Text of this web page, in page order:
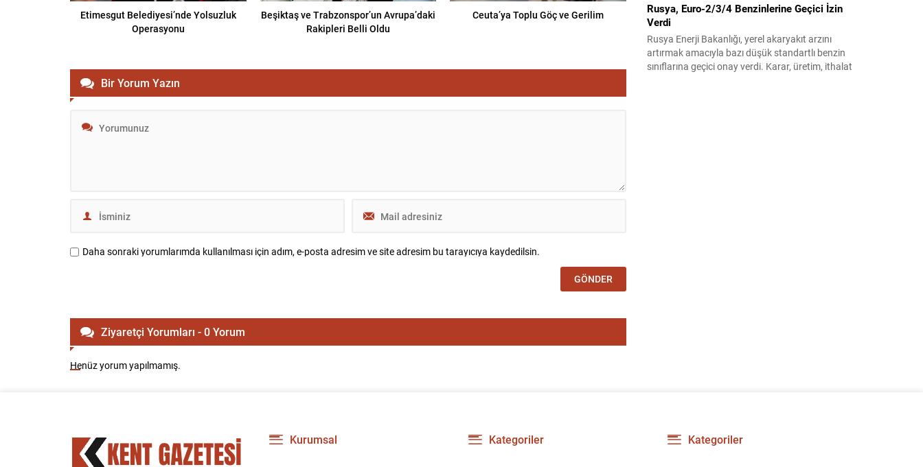
Etimesgut Belediyesi’nde Yolsuzluk
Operasyonu
Beşiktaş ve Trabzonspor’un Avrupa’daki
Rakipleri Belli Oldu
Ceuta’ya Toplu Göç ve Gerilim
Bir Yorum Yazın
Daha sonraki yorumlarımda kullanılması için adım, e-posta adresim ve site adresim bu tarayıcıya kaydedilsin.
Ziyaretçi Yorumları - 0 Yorum
Henüz yorum yapılmamış.
Rusya, Euro-2/3/4 Benzinlerine Geçici İzin
Verdi
Rusya Enerji Bakanlığı, yerel akaryakıt arzını
artırmak amacıyla bazı düşük standartlı benzin
sınıflarına geçici onay verdi. Karar, üretim, ithalat
Kurumsal Kategoriler Kategoriler